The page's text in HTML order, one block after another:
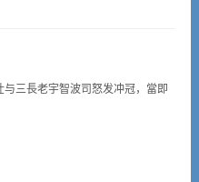
三長老宇智波司怒发冲冠，當即